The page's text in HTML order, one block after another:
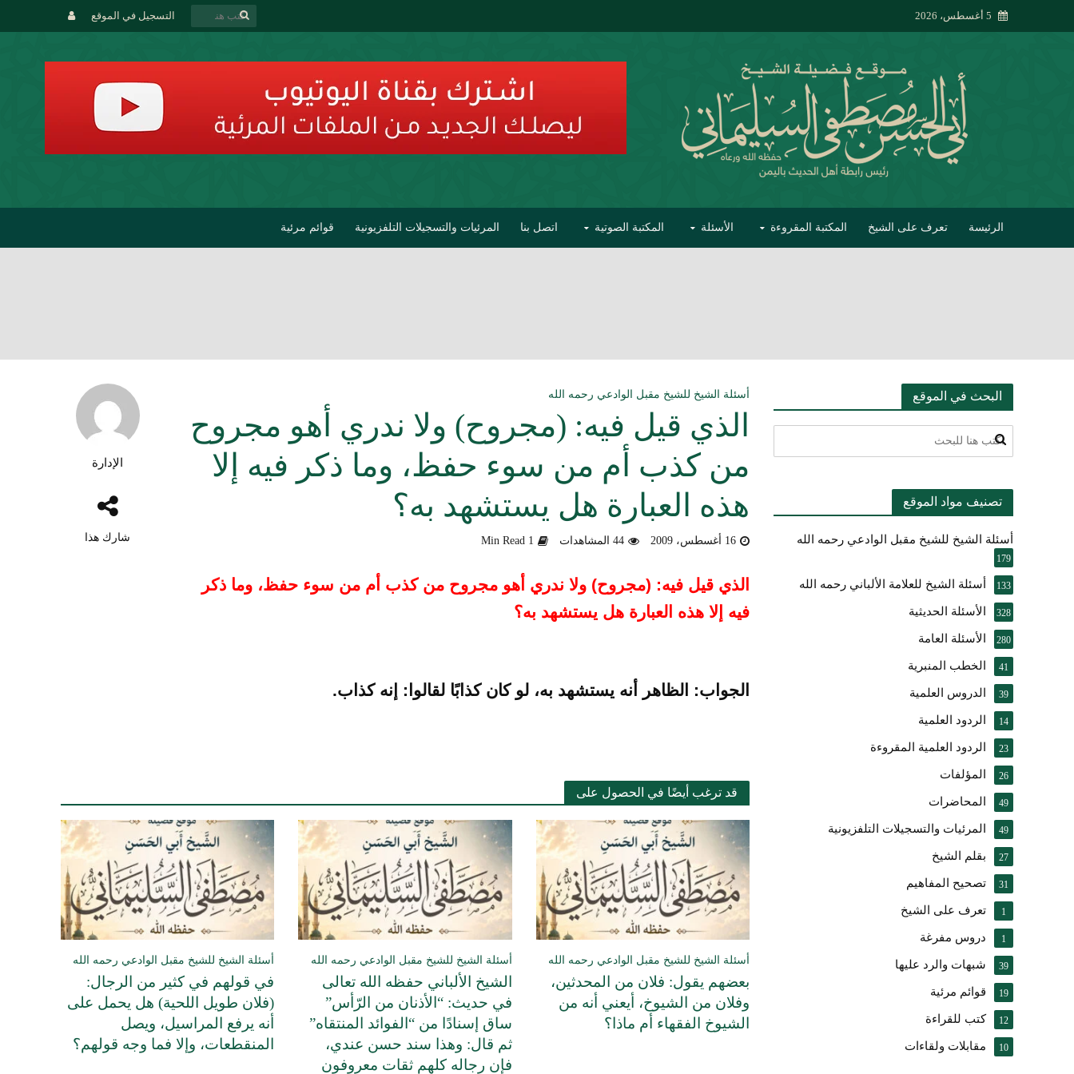
التسجيل في الموقع 5 أغسطس، 2026
الرئيسة تعرف على الشيخ المكتبة المقروءة الأسئلة المكتبة الصوتية اتصل بنا المرئيات والتسجيلات التلفزيونية قوائم مرئية
التعليق على ميثاق العمل الدعوي بين علماء ودعاة اليمن (صوت)
أسئلة عبدالله السليماني الحديثية للشيخ المحدث أبي الحسن السليماني
بيان بشأن حادث نيوزلندا الإرهابي
حقيقة موقف الشيخ الألباني رحمه الله من أخطاء الجماعات الإسلامية
شرح الضوابط الفقهية في التعامل مع المخالف – صوت
تعقيب على مقال الدكتور صادق بن محمد البيضاني حول فَهْمِهِ كلامي عن تنظيم القاعدة
النصيحة والتبيان لأهل السودان
الإدارة
شارك هذا
أسئلة الشيخ للشيخ مقبل الوادعي رحمه الله
الذي قيل فيه: (مجروح) ولا ندري أهو مجروح
من كذب أم من سوء حفظ، وما ذكر فيه إلا
هذه العبارة هل يستشهد به؟
16 أغسطس، 2009 44 المشاهدات 1 Min Read
الذي قيل فيه: (مجروح) ولا ندري أهو مجروح من كذب أم من سوء حفظ، وما ذكر
فيه إلا هذه العبارة هل يستشهد به؟
الجواب: الظاهر أنه يستشهد به، لو كان كذابًا لقالوا: إنه كذاب.
قد ترغب أيضًا في الحصول على
أسئلة الشيخ للشيخ مقبل الوادعي رحمه الله
بعضهم يقول: فلان من المحدثين،
وفلان من الشيوخ، أيعني أنه من
الشيوخ الفقهاء أم ماذا؟
أسئلة الشيخ للشيخ مقبل الوادعي رحمه الله
الشيخ الألباني حفظه الله تعالى
في حديث: “الأذنان من الرّأس”
ساق إسنادًا من “الفوائد المنتقاه”
ثم قال: وهذا سند حسن عندي،
فإن رجاله كلهم ثقات معروفون
أسئلة الشيخ للشيخ مقبل الوادعي رحمه الله
في قولهم في كثير من الرجال:
(فلان طويل اللحية) هل يحمل على
أنه يرفع المراسيل، ويصل
المنقطعات، وإلا فما وجه قولهم؟
البحث في الموقع
تصنيف مواد الموقع
أسئلة الشيخ للشيخ مقبل الوادعي رحمه الله
179
أسئلة الشيخ للعلامة الألباني رحمه الله 133
الأسئلة الحديثية 328
الأسئلة العامة 280
الخطب المنبرية 41
الدروس العلمية 39
الردود العلمية 14
الردود العلمية المقروءة 23
المؤلفات 26
المحاضرات 49
المرئيات والتسجيلات التلفزيونية 49
بقلم الشيخ 27
تصحيح المفاهيم 31
تعرف على الشيخ 1
دروس مفرغة 1
شبهات والرد عليها 39
قوائم مرئية 19
كتب للقراءة 12
مقابلات ولقاءات 10